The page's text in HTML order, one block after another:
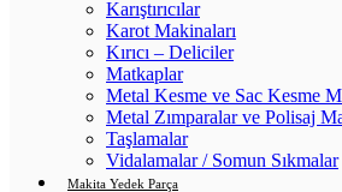
Karıştırıcılar
Karot Makinaları
Kırıcı – Deliciler
Matkaplar
Metal Kesme ve Sac Kesme
Metal Zımparalar ve Polisaj
Taşlamalar
Vidalamalar / Somun Sıkmalar
Makita Yedek Parça